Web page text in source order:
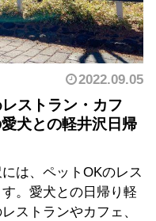
2022.09.05
ストラン・カフ
犬との軽井沢日帰
は、ペットOKのレス
。愛犬との日帰り軽
ストランやカフェ、